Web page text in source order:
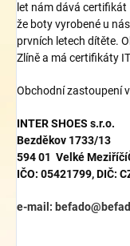
let nám dává certifikát
že botyvyrobené u nás
prvních letech dítěte.
Zlíně a má certifikáty
Obchodní zastoupení
INTERSHOES s.r.o.
Bezděkov 1733/13
594 01 Velké Meziříčí
IČO: 05421799, DIČ:
e-mail: befado@